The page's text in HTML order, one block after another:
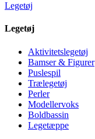
Legetøj
Legetøj
Aktivitetslegetøj
Bamser & Figurer
Puslespil
Trælegetøj
Perler
Modellervoks
Boldbassin
Legetæppe